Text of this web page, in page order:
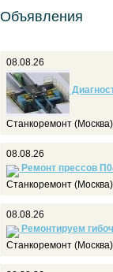
Объявления
08.08.26
Станкоремонт (Москва)
08.08.26
Ремонт прессов
Станкоремонт (Москва)
08.08.26
Ремонтируем
Станкоремонт (Москва)